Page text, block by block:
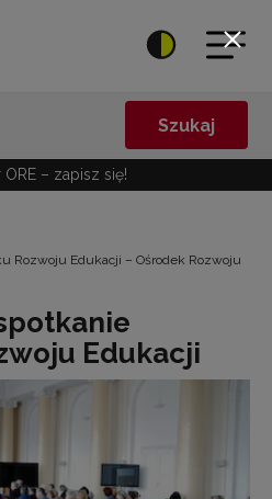
Szukaj
– zapisz się!
Rozwoju Edukacji – Ośrodek Rozwoju
Edukacji